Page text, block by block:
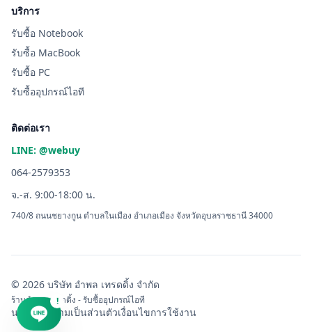
!
บริการ
รับซื้อ Notebook
รับซื้อ MacBook
รับซื้อ PC
รับซื้ออุปกรณ์ไอที
ติดต่อเรา
LINE: @webuy
064-2579353
จ.-ส. 9:00-18:00 น.
740/8 ถนนชยางกูน ตำบลในเมือง อำเภอเมือง จังหวัดอุบลราชธานี 34000
© 2026 บริษัท อำพล เทรดดิ้ง จำกัด
ร้านอำพล เทรดดิ้ง - รับซื้ออุปกรณ์ไอที
นโยบายความเป็นส่วนตัวเงื่อนไขการใช้งาน